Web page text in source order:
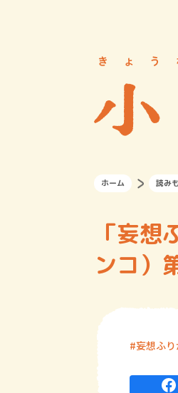
ホーム 読み
「妄
ンコ）
妄想ふ